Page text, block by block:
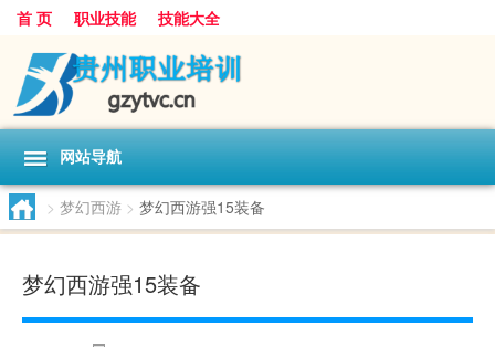
首 页 职业技能 技能大全
网站导航
> 梦幻西游 > 梦幻西游强15装备
梦幻西游强15装备